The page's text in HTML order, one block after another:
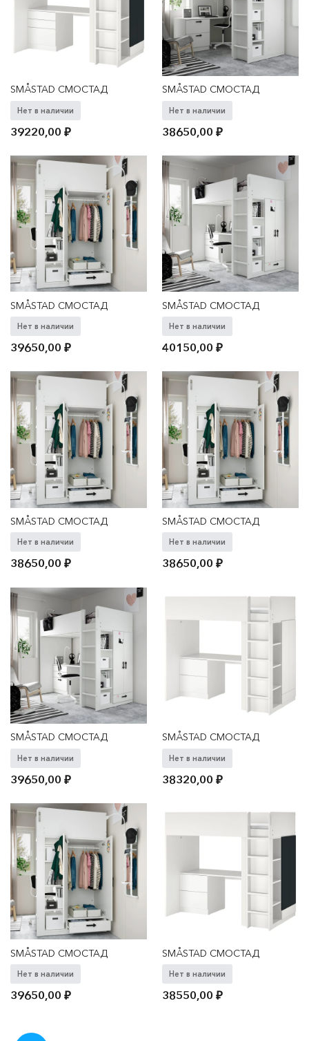
SMÅSTAD СМОСТАД
Нет в наличии
39220,00₽
SMÅSTAD СМОСТАД
Нет в наличии
38650,00₽
SMÅSTAD СМОСТАД
Нет в наличии
39650,00₽
SMÅSTAD СМОСТАД
Нет в наличии
40150,00₽
SMÅSTAD СМОСТАД
Нет в наличии
38650,00₽
SMÅSTAD СМОСТАД
Нет в наличии
38650,00₽
SMÅSTAD СМОСТАД
Нет в наличии
39650,00₽
SMÅSTAD СМОСТАД
Нет в наличии
38320,00₽
SMÅSTAD СМОСТАД
Нет в наличии
39650,00₽
SMÅSTAD СМОСТАД
Нет в наличии
38550,00₽